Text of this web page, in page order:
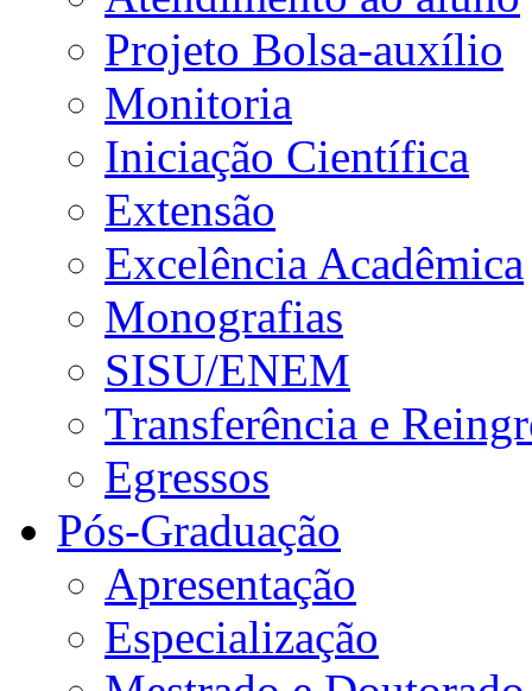
Projeto Bolsa-auxílio
Monitoria
Iniciação Científica
Extensão
Excelência Acadêmica
Monografias
SISU/ENEM
Transferência e
Egressos
Pós-Graduação
Apresentação
Especialização